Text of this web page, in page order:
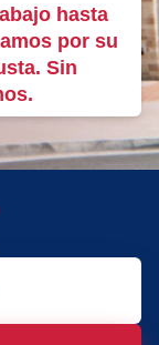
hasta
por su
Sin